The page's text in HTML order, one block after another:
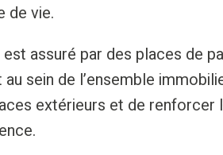
de vie.
assuré par des places de
sein de l’ensemble
extérieurs et de renforcer